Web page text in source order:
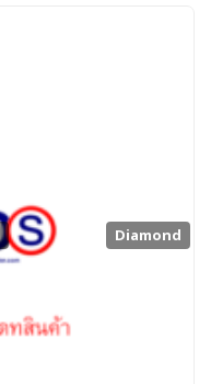
Diamond